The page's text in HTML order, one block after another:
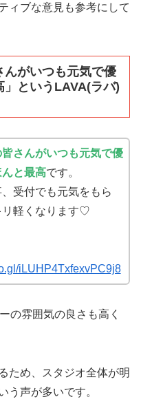
ィブな意見も参考にして
んがいつも元気で優
」というLAVA(ラバ)
さんがいつも元気で優
と最高です。
受付でも元気をもら
リ軽くなります♡
iLUHP4TxfexvPC9j8
の雰囲気の良さも高く
ため、スタジオ全体が明
う声が多いです。